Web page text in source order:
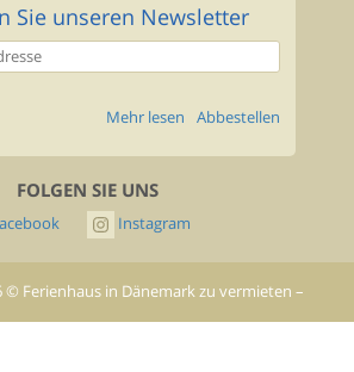
Sie unseren Newsletter
Abbestellen
Mehr lesen
FOLGEN SIE UNS
Instagram
© Ferienhaus in Dänemark zu vermieten –